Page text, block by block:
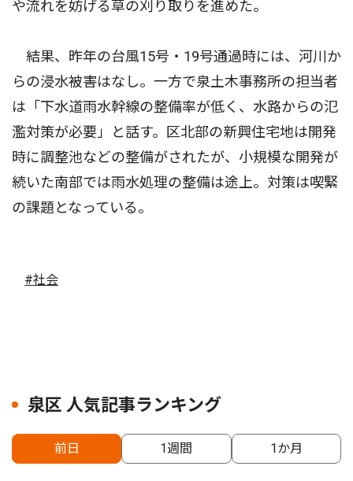
や流れを妨げる草の刈り取りを進めた。
結果、昨年の台風15号・19号通過時には、河川か
らの浸水被害はなし。一方で泉土木事務所の担当者
は「下水道雨水幹線の整備率が低く、水路からの氾
濫対策が必要」と話す。区北部の新興住宅地は開発
時に調整池などの整備がされたが、小規模な開発が
続いた南部では雨水処理の整備は途上。対策は喫緊
の課題となっている。
#社会
泉区 人気記事ランキング
前日 1週間 1か月